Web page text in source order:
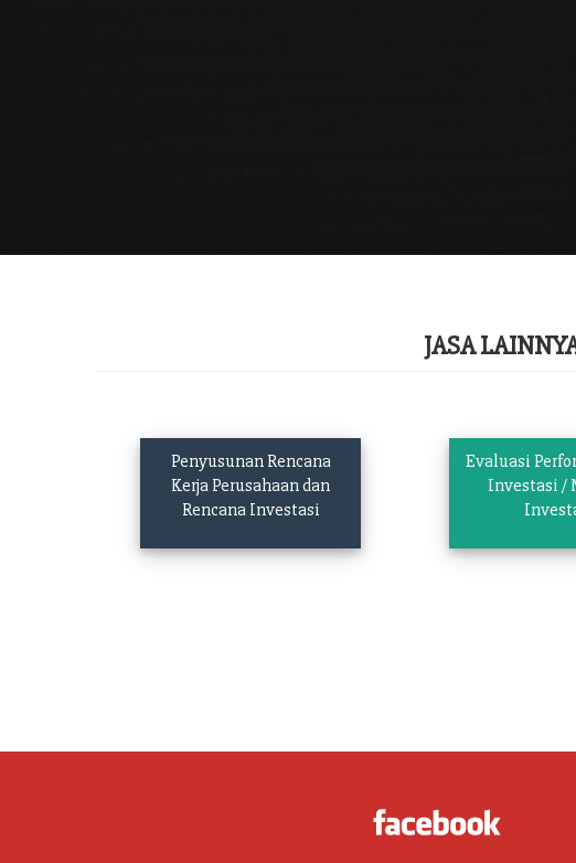
JASA
Penyusunan Rencana
Kerja Perusahaan dan
Rencana Investasi
Evaluasi
Investasi /